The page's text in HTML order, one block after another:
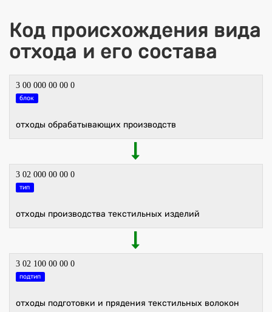
Код происхождения вида
отхода и его состава
3 00 000 00 00 0
блок
отходы обрабатывающих производств
3 02 000 00 00 0
тип
отходы производства текстильных изделий
3 02 100 00 00 0
подтип
отходы подготовки и прядения текстильных волокон